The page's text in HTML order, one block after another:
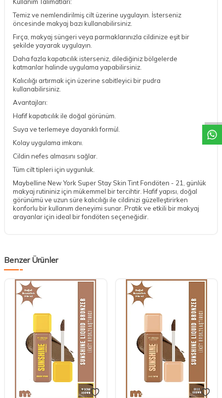
Temiz ve nemlendirilmiş cilt üzerine uygulayın. İsterseniz
öncesinde makyaj bazı kullanabilirsiniz.
Fırça, makyaj süngeri veya parmaklarınızla cildinize eşit bir
şekilde yayarak uygulayın.
Daha fazla kapatıcılık isterseniz, dilediğiniz bölgelerde
katmanlar halinde uygulama yapabilirsiniz.
Kalıcılığı artırmak için üzerine sabitleyici bir pudra
kullanabilirsiniz.
Avantajları:
Hafif kapatıcılık ile doğal görünüm.
Suya ve terlemeye dayanıklı formül.
Kolay uygulama imkanı.
Cildin nefes almasını sağlar.
Tüm cilt tipleri için uygunluk.
Maybelline New York Super Stay Skin Tint Fondöten - 21, günlük
makyaj rutininiz için mükemmel bir tercihtir. Hafif yapısı, doğal
görünümü ve uzun süre kalıcılığı ile cildinizi güzelleştirirken
konforlu bir kullanım deneyimi sunar. Pratik ve etkili bir makyaj
arayanlar için ideal bir fondöten seçeneğidir.
Benzer Ürünler